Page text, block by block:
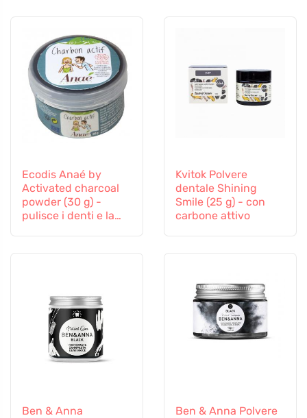
Ecodis Anaé by
Activated charcoal
powder (30 g) -
pulisce i denti e la
Kvitok Polvere
dentale Shining
Smile (25 g) - con
carbone attivo
Ben & Anna Ben & Anna Polvere